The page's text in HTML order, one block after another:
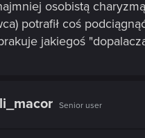
osobistą
potrafił coś
jakiegoś
Senior user